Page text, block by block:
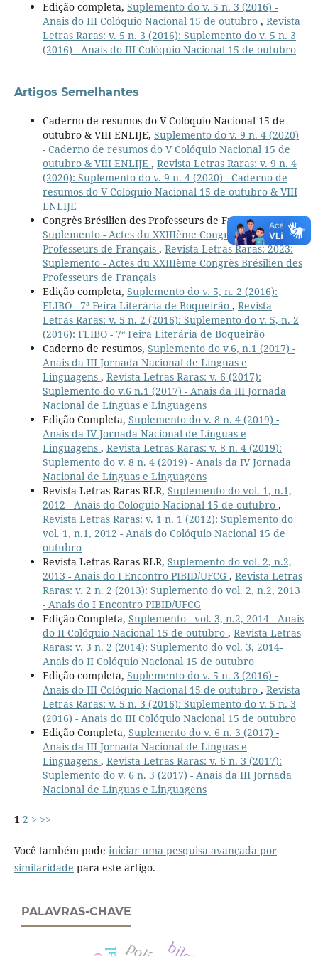
Edição completa, Suplemento do v. 5 n. 3 (2016) -
Anais do III Colóquio Nacional 15 de outubro , Revista
Letras Raras: v. 5 n. 3 (2016): Suplemento do v. 5 n. 3
(2016) - Anais do III Colóquio Nacional 15 de outubro
Artigos Semelhantes
Caderno de resumos do V Colóquio Nacional 15 de
outubro & VIII ENLIJE, Suplemento do v. 9 n. 4 (2020)
- Caderno de resumos do V Colóquio Nacional 15 de
outubro & VIII ENLIJE , Revista Letras Raras: v. 9 n. 4
(2020): Suplemento do v. 9 n. 4 (2020) - Caderno de
resumos do V Colóquio Nacional 15 de outubro & VIII
ENLIJE
Congrès Brésilien des Professeurs de Français ,
Suplemento - Actes du XXIIIème Congrès Brésilien des
Professeurs de Français , Revista Letras Raras: 2023:
Suplemento - Actes du XXIIIème Congrès Brésilien des
Professeurs de Français
Edição completa, Suplemento do v. 5, n. 2 (2016):
FLIBO - 7ª Feira Literária de Boqueirão , Revista
Letras Raras: v. 5 n. 2 (2016): Suplemento do v. 5, n. 2
(2016): FLIBO - 7ª Feira Literária de Boqueirão
Caderno de resumos, Suplemento do v.6, n.1 (2017) -
Anais da III Jornada Nacional de Línguas e
Linguagens , Revista Letras Raras: v. 6 (2017):
Suplemento do v.6 n.1 (2017) - Anais da III Jornada
Nacional de Línguas e Linguagens
Edição Completa, Suplemento do v. 8 n. 4 (2019) -
Anais da IV Jornada Nacional de Línguas e
Linguagens , Revista Letras Raras: v. 8 n. 4 (2019):
Suplemento do v. 8 n. 4 (2019) - Anais da IV Jornada
Nacional de Línguas e Linguagens
Revista Letras Raras RLR, Suplemento do vol. 1, n.1,
2012 - Anais do Colóquio Nacional 15 de outubro ,
Revista Letras Raras: v. 1 n. 1 (2012): Suplemento do
vol. 1, n.1, 2012 - Anais do Colóquio Nacional 15 de
outubro
Revista Letras Raras RLR, Suplemento do vol. 2, n.2,
2013 - Anais do I Encontro PIBID/UFCG , Revista Letras
Raras: v. 2 n. 2 (2013): Suplemento do vol. 2, n.2, 2013
- Anais do I Encontro PIBID/UFCG
Edição Completa, Suplemento - vol. 3, n.2, 2014 - Anais
do II Colóquio Nacional 15 de outubro , Revista Letras
Raras: v. 3 n. 2 (2014): Suplemento do vol. 3, 2014-
Anais do II Colóquio Nacional 15 de outubro
Edição completa, Suplemento do v. 5 n. 3 (2016) -
Anais do III Colóquio Nacional 15 de outubro , Revista
Letras Raras: v. 5 n. 3 (2016): Suplemento do v. 5 n. 3
(2016) - Anais do III Colóquio Nacional 15 de outubro
Edição Completa, Suplemento do v. 6 n. 3 (2017) -
Anais da III Jornada Nacional de Línguas e
Linguagens , Revista Letras Raras: v. 6 n. 3 (2017):
Suplemento do v. 6 n. 3 (2017) - Anais da III Jornada
Nacional de Línguas e Linguagens
1 2 > >>
Você também pode iniciar uma pesquisa avançada por
similaridade para este artigo.
PALAVRAS-CHAVE